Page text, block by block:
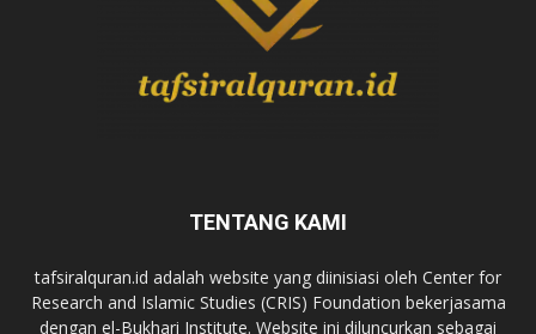
TENTANG KAMI
tafsiralquran.id adalah website yang diinisiasi oleh Center for
Research and Islamic Studies (CRIS) Foundation bekerjasama
dengan el-Bukhari Institute. Website ini diluncurkan sebagai